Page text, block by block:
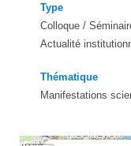
Type
Colloque /
Actualité
Thématique
Manifestations